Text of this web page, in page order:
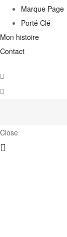
Marque Page
Porté Clé
Mon histoire
Contact
Close